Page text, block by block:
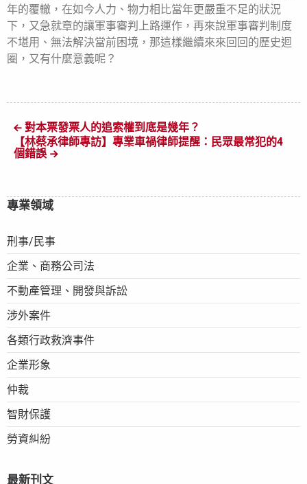
年的覆轍，在如今人力、物力相比當年更嚴重不足的狀況
下，又急就章的讓軍事審判上路運作，再來說軍事審判制度
不堪用、無法解決當前困境，那這樣繼續來來回回的歷史迴
圈，又有什麼意義呢？
對本票發票人的追索權到底是幾年？
【林蔡承律師專訪】專業車禍律師提醒：民眾最常犯的4
個錯誤
專業領域
刑事/民事
企業、商務公司法
不動產管理、開發與訴訟
涉外案件
各類行政救濟事件
企業形象
仲裁
智財保護
勞資糾紛
最新刊文